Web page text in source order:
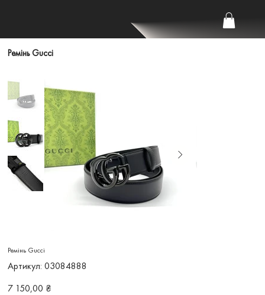
Ремінь Gucci
Ремінь Gucci
Артикул: Артикул
03084888
03084888
Ціна
7 150,00 ₴